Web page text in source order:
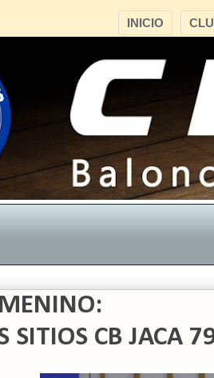
INICIO
SITIOS CB JACA